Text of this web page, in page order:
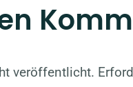
veröffentlicht.